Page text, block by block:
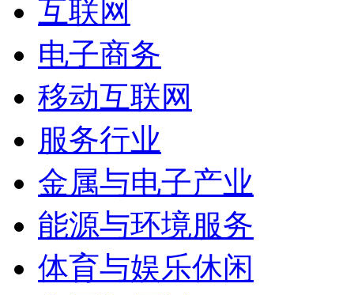
互联网
电子商务
移动互联网
服务行业
金属与电子产业
能源与环境服务
体育与娱乐休闲